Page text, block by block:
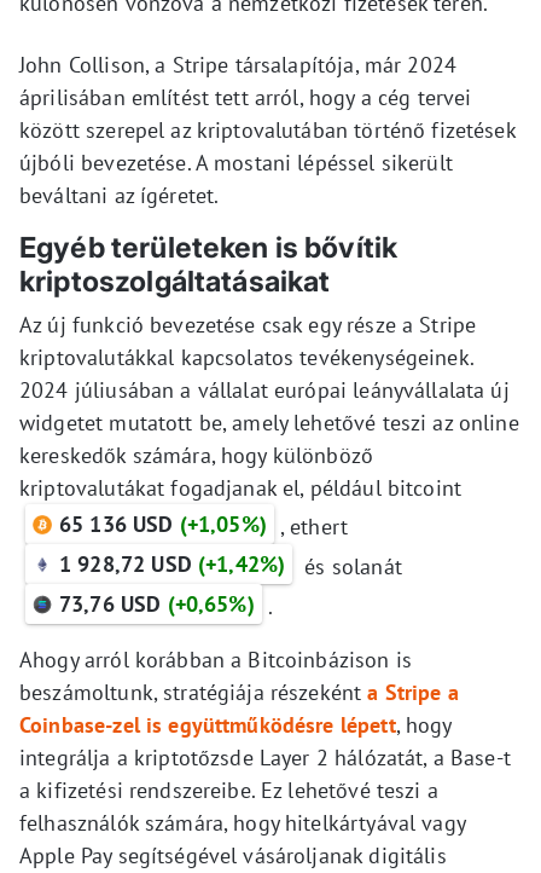
John Collison, a Stripe társalapítója, már 2024
áprilisában említést tett arról, hogy a cég tervei
között szerepel az kriptovalutában történő fizetések
újbóli bevezetése. A mostani lépéssel sikerült
beváltani az ígéretet.
Egyéb területeken is bővítik
kriptoszolgáltatásaikat
Az új funkció bevezetése csak egy része a Stripe
kriptovalutákkal kapcsolatos tevékenységeinek.
2024 júliusában a vállalat európai leányvállalata új
widgetet mutatott be, amely lehetővé teszi az online
kereskedők számára, hogy különböző
kriptovalutákat fogadjanak el, például bitcoint
65 136 USD (+1,05%) , ethert
1 928,72 USD (+1,42%)
és solanát
73,76 USD (+0,65%) .
Ahogy arról korábban a Bitcoinbázison is
beszámoltunk, stratégiája részekénta Stripe a
Coinbase-zel is együttműködésre lépett, hogy
integrálja a kriptotőzsde Layer 2 hálózatát, a Base-t
a kifizetési rendszereibe. Ez lehetővé teszi a
felhasználók számára, hogy hitelkártyával vagy
Apple Pay segítségével vásároljanak digitális